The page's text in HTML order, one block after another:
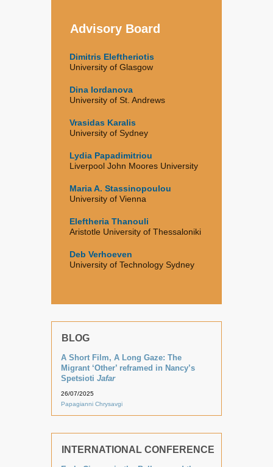
Advisory Board
Dimitris Eleftheriotis
University of Glasgow
Dina Iordanova
University of St. Andrews
Vrasidas Karalis
University of Sydney
Lydia Papadimitriou
Liverpool John Moores University
Maria A. Stassinopoulou
University of Vienna
Eleftheria Thanouli
Aristotle University of Thessaloniki
Deb Verhoeven
University of Technology Sydney
BLOG
A Short Film, A Long Gaze: The
Migrant ‘Other’ reframed in Nancy’s
Spetsioti Jafar
26/07/2025
Papagianni Chrysavgi
INTERNATIONAL CONFERENCE